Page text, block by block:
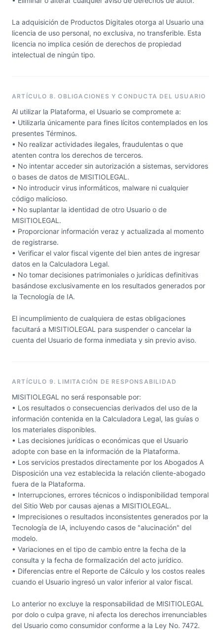
La adquisición de Productos Digitales otorga al Usuario una
licencia de uso personal, no exclusiva, no transferible. Esta
licencia no implica cesión de derechos de propiedad
intelectual de ningún tipo.
ARTÍCULO 8. OBLIGACIONES Y CONDUCTA DEL USUARIO
Al utilizar la Plataforma, el Usuario se compromete a:
• Utilizarla únicamente para fines lícitos contemplados en los
presentes Términos.
• No realizar actividades ilegales, fraudulentas o que
atenten contra los derechos de terceros.
• No intentar acceder sin autorización a sistemas, servidores
o bases de datos de MISITIOLEGAL.
• No introducir virus informáticos, malware ni cualquier
código malicioso.
• No suplantar la identidad de otro Usuario o de
MISITIOLEGAL.
• Proporcionar información veraz y actualizada al momento
de registrarse.
• Verificar el valor fiscal vigente del bien antes de ingresar
datos en la Calculadora Legal.
• No tomar decisiones patrimoniales o jurídicas definitivas
basándose exclusivamente en los resultados generados por
la Tecnología de IA.
El incumplimiento de cualquiera de estas obligaciones
facultará a MISITIOLEGAL para suspender o cancelar la
cuenta del Usuario de forma inmediata y sin previo aviso.
ARTÍCULO 9. LIMITACIÓN DE RESPONSABILIDAD
MISITIOLEGAL no será responsable por:
• Los resultados o consecuencias derivados del uso de la
información contenida en la Calculadora Legal, las guías o
los materiales disponibles.
• Las decisiones jurídicas o económicas que el Usuario
adopte con base en la información de la Plataforma.
• Los servicios prestados directamente por los Abogados A
Disposición una vez establecida la relación cliente-abogado
fuera de la Plataforma.
• Interrupciones, errores técnicos o indisponibilidad temporal
del Sitio Web por causas ajenas a MISITIOLEGAL.
• Imprecisiones o resultados inconsistentes generados por la
Tecnología de IA, incluyendo casos de "alucinación" del
modelo.
• Variaciones en el tipo de cambio entre la fecha de la
consulta y la fecha de formalización del acto jurídico.
• Diferencias entre el Reporte de Cálculo y los costos reales
cuando el Usuario ingresó un valor inferior al valor fiscal.
Lo anterior no excluye la responsabilidad de MISITIOLEGAL
por dolo o culpa grave, ni afecta los derechos irrenunciables
del Usuario como consumidor conforme a la Ley No. 7472.